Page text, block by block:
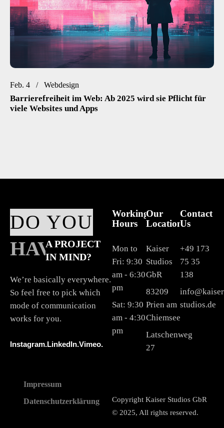
Feb. 4 Webdesign
Barrierefreiheit im Web: Ab 2025 wird sie Pflicht für
viele Websites und Apps
DO YOU
HAVEA PROJECT
IN MIND?
We’re basically everywhere.
So feel free to pick which
mode of communication
works for you.
Instagram.LinkedIn.Vimeo.
Impressum
Datenschutzerklärung
Working
Hours
Mon to
Fri: 9:30
am - 6:30
pm
Sat: 9:30
am - 4:30
pm
Our
Location
Kaiser
Studios
GbR
83209
Prien am
Chiemsee
Latschenweg
27
Contact
Us
+49 173
75 35
138
studios.de
Copyright Kaiser Studios GbR
© 2025, All rights reserved.